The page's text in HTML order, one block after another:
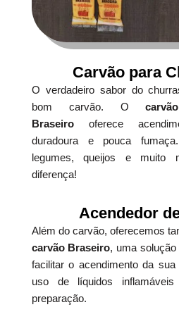
Carvão para
O verdadeiro sabor do
bom carvão. O
Braseirooferece
duradoura e pouca
legumes, queijos e muito
diferença!
Acendedor
Além do carvão, oferecemos
carvão Braseiro, uma solução
facilitar o acendimento da
uso de líquidos
preparação.